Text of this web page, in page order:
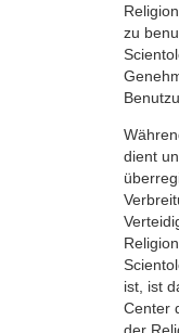
zu
dient
ist, ist
Center